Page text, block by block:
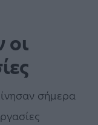
οι
σήμερα